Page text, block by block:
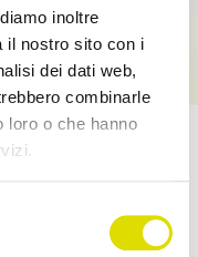
inoltre
il nostro sito con i
dei dati web,
combinarle
loro o che hanno
cookie-
nella sua